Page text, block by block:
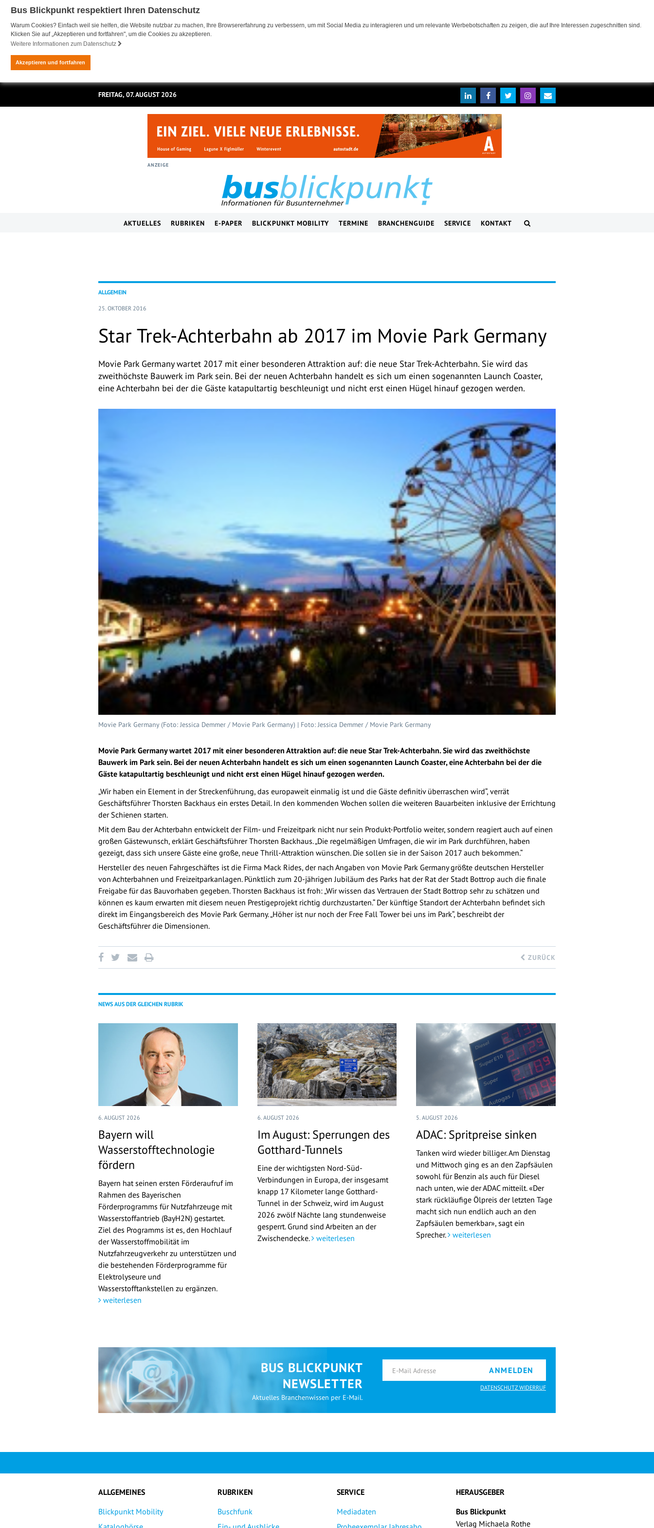
Bus Blickpunkt respektiert Ihren Datenschutz
Warum Cookies? Einfach weil sie helfen, die Website nutzbar zu machen, Ihre Browsererfahrung zu verbessern, um mit Social Media zu interagieren und um relevante Werbebotschaften zu zeigen, die auf Ihre Interessen zugeschnitten sind.
Klicken Sie auf „Akzeptieren und fortfahren", um die Cookies zu akzeptieren.
Weitere Informationen zum Datenschutz
Akzeptieren und fortfahren
FREITAG, 07. AUGUST 2026
ANZEIGE
AKTUELLES RUBRIKEN E-PAPER BLICKPUNKT MOBILITY TERMINE BRANCHENGUIDE SERVICE KONTAKT
ALLGEMEIN
25. OKTOBER 2016
Star Trek-Achterbahn ab 2017 im Movie Park Germany
Movie Park Germany wartet 2017 mit einer besonderen Attraktion auf: die neue Star Trek-Achterbahn. Sie wird das
zweithöchste Bauwerk im Park sein. Bei der neuen Achterbahn handelt es sich um einen sogenannten Launch Coaster,
eine Achterbahn bei der die Gäste katapultartig beschleunigt und nicht erst einen Hügel hinauf gezogen werden.
Movie Park Germany (Foto: Jessica Demmer / Movie Park Germany) | Foto: Jessica Demmer / Movie Park Germany
Movie Park Germany wartet 2017 mit einer besonderen Attraktion auf: die neue Star Trek-Achterbahn. Sie wird das zweithöchste
Bauwerk im Park sein. Bei der neuen Achterbahn handelt es sich um einen sogenannten Launch Coaster, eine Achterbahn bei der die
Gäste katapultartig beschleunigt und nicht erst einen Hügel hinauf gezogen werden.
„Wir haben ein Element in der Streckenführung, das europaweit einmalig ist und die Gäste definitiv überraschen wird“, verrät
Geschäftsführer Thorsten Backhaus ein erstes Detail. In den kommenden Wochen sollen die weiteren Bauarbeiten inklusive der Errichtung
der Schienen starten.
Mit dem Bau der Achterbahn entwickelt der Film- und Freizeitpark nicht nur sein Produkt-Portfolio weiter, sondern reagiert auch auf einen
großen Gästewunsch, erklärt Geschäftsführer Thorsten Backhaus. „Die regelmäßigen Umfragen, die wir im Park durchführen, haben
gezeigt, dass sich unsere Gäste eine große, neue Thrill-Attraktion wünschen. Die sollen sie in der Saison 2017 auch bekommen.“
Hersteller des neuen Fahrgeschäftes ist die Firma Mack Rides, der nach Angaben von Movie Park Germany größte deutschen Hersteller
von Achterbahnen und Freizeitparkanlagen. Pünktlich zum 20-jährigen Jubiläum des Parks hat der Rat der Stadt Bottrop auch die finale
Freigabe für das Bauvorhaben gegeben. Thorsten Backhaus ist froh: „Wir wissen das Vertrauen der Stadt Bottrop sehr zu schätzen und
können es kaum erwarten mit diesem neuen Prestigeprojekt richtig durchzustarten.“ Der künftige Standort der Achterbahn befindet sich
direkt im Eingangsbereich des Movie Park Germany. „Höher ist nur noch der Free Fall Tower bei uns im Park“, beschreibt der
Geschäftsführer die Dimensionen.
ZURÜCK
NEWS AUS DER GLEICHEN RUBRIK
6. AUGUST 2026
Bayern will
Wasserstofftechnologie
fördern
Bayern hat seinen ersten Förderaufruf im
Rahmen des Bayerischen
Förderprogramms für Nutzfahrzeuge mit
Wasserstoffantrieb (BayH2N) gestartet.
Ziel des Programms ist es, den Hochlauf
der Wasserstoffmobilität im
Nutzfahrzeugverkehr zu unterstützen und
die bestehenden Förderprogramme für
Elektrolyseure und
Wasserstofftankstellen zu ergänzen.
weiterlesen
6. AUGUST 2026
Im August: Sperrungen des
Gotthard-Tunnels
Eine der wichtigsten Nord-Süd-
Verbindungen in Europa, der insgesamt
knapp 17 Kilometer lange Gotthard-
Tunnel in der Schweiz, wird im August
2026 zwölf Nächte lang stundenweise
gesperrt. Grund sind Arbeiten an der
Zwischendecke. weiterlesen
5. AUGUST 2026
ADAC: Spritpreise sinken
Tanken wird wieder billiger. Am Dienstag
und Mittwoch ging es an den Zapfsäulen
sowohl für Benzin als auch für Diesel
nach unten, wie der ADAC mitteilt. «Der
stark rückläufige Ölpreis der letzten Tage
macht sich nun endlich auch an den
Zapfsäulen bemerkbar», sagt ein
Sprecher. weiterlesen
BUS BLICKPUNKT
NEWSLETTER
Aktuelles Branchenwissen per E-Mail.
ANMELDEN
DATENSCHUTZ WIDERRUF
ALLGEMEINES
Blickpunkt Mobility
RUBRIKEN
Buschfunk
SERVICE
Mediadaten
HERAUSGEBER
Bus Blickpunkt
Verlag Michaela Rothe